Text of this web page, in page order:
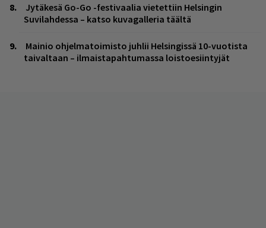
Jytäkesä Go-Go -festivaalia vietettiin Helsingin
Suvilahdessa – katso kuvagalleria täältä
Mainio ohjelmatoimisto juhlii Helsingissä 10-vuotista
taivaltaan – ilmaistapahtumassa loistoesiintyjät